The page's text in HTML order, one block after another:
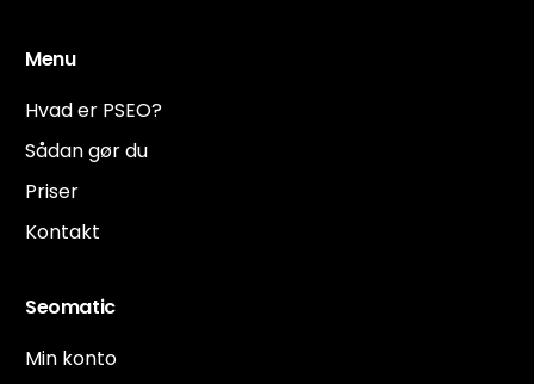
Menu
Hvad er PSEO?
Sådan gør du
Priser
Kontakt
Seomatic
Min konto